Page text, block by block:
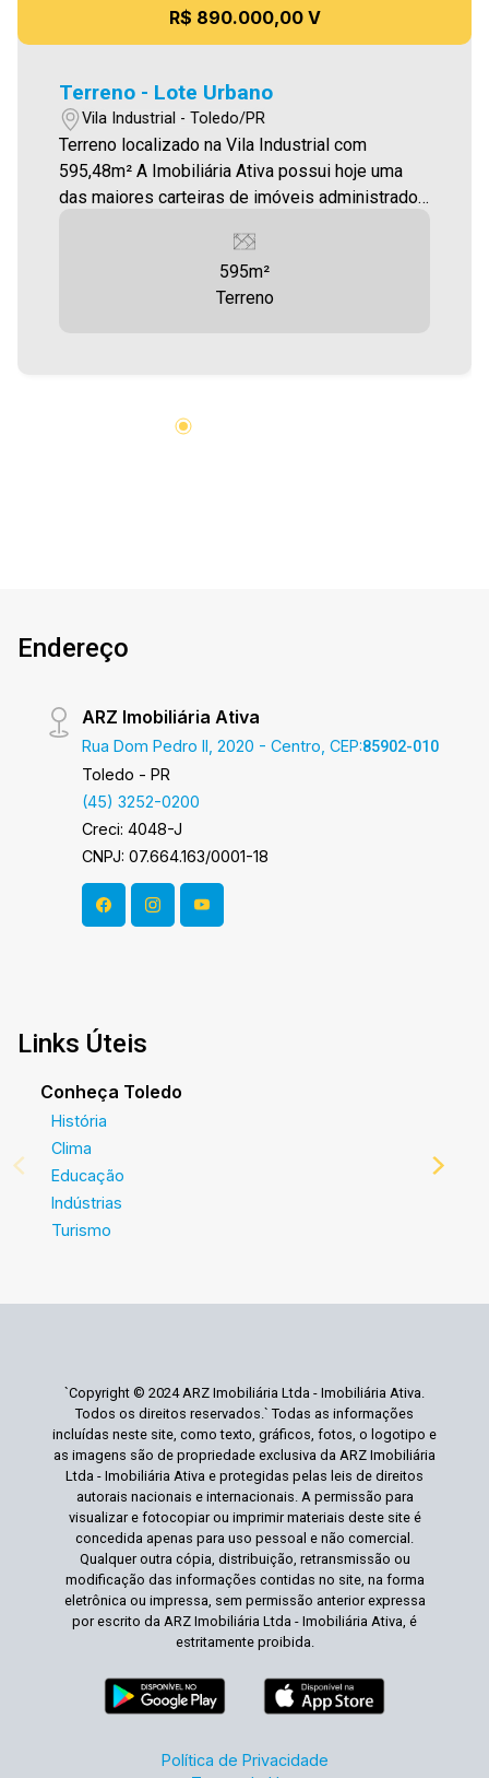
R$ 890.000,00 V
Terreno - Lote Urbano
Vila Industrial - Toledo/PR
Terreno localizado na Vila Industrial com
595,48m² A Imobiliária Ativa possui hoje uma
das maiores carteiras de imóveis administrados
locação quanto na venda. Aproveite essa
oportunidade, agende uma visita! Imobiliária
Ativa | Sinta-se em casa! - As informações aqui
595m²
Terreno
Endereço
ARZ Imobiliária Ativa
Rua Dom Pedro II, 2020 - Centro, CEP:85902-010
Toledo - PR
(45) 3252-0200
Creci: 4048-J
CNPJ: 07.664.163/0001-18
Links Úteis
Conheça Toledo
História
Clima
Educação
Indústrias
Turismo
`Copyright © 2024 ARZ Imobiliária Ltda - Imobiliária Ativa.
Todos os direitos reservados.` Todas as informações
incluídas neste site, como texto, gráficos, fotos, o logotipo e
as imagens são de propriedade exclusiva da ARZ Imobiliária
Ltda - Imobiliária Ativa e protegidas pelas leis de direitos
autorais nacionais e internacionais. A permissão para
visualizar e fotocopiar ou imprimir materiais deste site é
concedida apenas para uso pessoal e não comercial.
Qualquer outra cópia, distribuição, retransmissão ou
modificação das informações contidas no site, na forma
eletrônica ou impressa, sem permissão anterior expressa
por escrito da ARZ Imobiliária Ltda - Imobiliária Ativa, é
estritamente proibida.
Política de Privacidade